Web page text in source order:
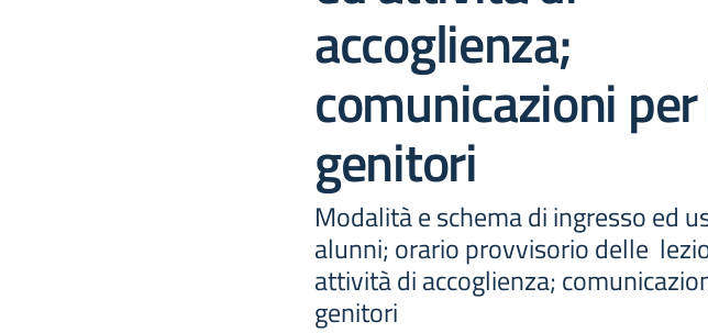
accoglienza;
comunicazioni
genitori
Modalità e schema di ingresso ed
alunni; orario provvisorio delle
attività di accoglienza;
genitori